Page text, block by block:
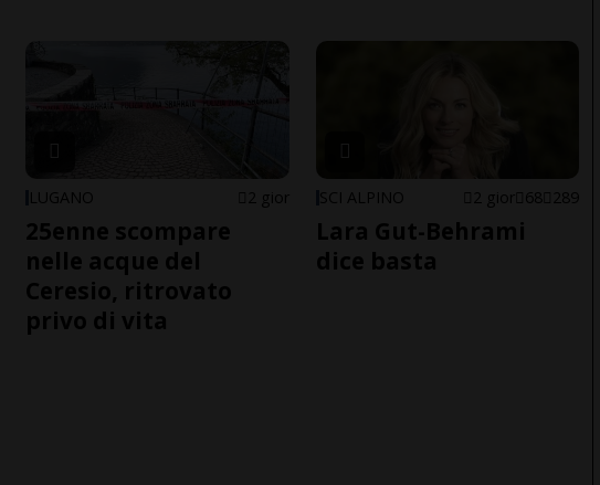
LUGANO 2 gior
25enne scompare
nelle acque del
Ceresio, ritrovato
privo di vita
SCI ALPINO 2 gior 68 289
Lara Gut-Behrami
dice basta